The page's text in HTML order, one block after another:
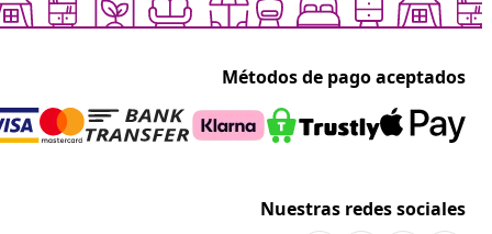
Métodos de pago aceptados
Nuestras redes sociales